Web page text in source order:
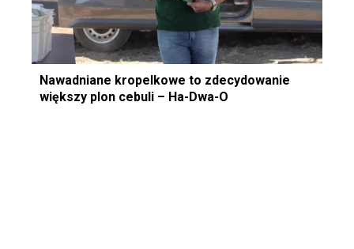
Nawadniane kropelkowe to zdecydowanie
większy plon cebuli – Ha-Dwa-O